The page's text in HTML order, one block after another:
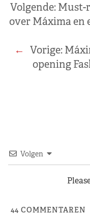
Volgende: Must-
over Máxima en
← Vorige:
opening
Volgen
44 COMMENTAREN